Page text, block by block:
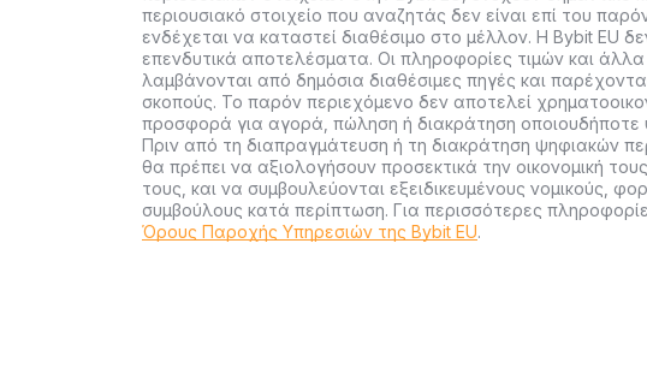
περιουσιακό στοιχείο που αναζητάς δεν είναι επί του
ενδέχεται να καταστεί διαθέσιμο στο μέλλον. Η Bybit EU
επενδυτικά αποτελέσματα. Οι πληροφορίες τιμών και
λαμβάνονται από δημόσια διαθέσιμες πηγές και
σκοπούς. Το παρόν περιεχόμενο δεν αποτελεί
προσφορά για αγορά, πώληση ή διακράτηση οποιουδήποτε
Πριν από τη διαπραγμάτευση ή τη διακράτηση ψηφιακών
θα πρέπει να αξιολογήσουν προσεκτικά την οικονομική
τους, και να συμβουλεύονται εξειδικευμένους νομικούς,
συμβούλους κατά περίπτωση. Για περισσότερες
Όρους Παροχής Υπηρεσιών της Bybit EU.